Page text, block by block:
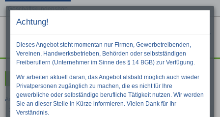
Geschäftskundenshop
Menu Suche
Kategorien
Artikel pro Seite:
48 96
Achtung!
Dieses Angebot steht momentan nur Firmen, Gewerbetreibenden,
Vereinen, Handwerksbetrieben, Behörden oder selbstständigen
Freiberuflern (Unternehmer im Sinne des § 14 BGB) zur Verfügung.
Wir arbeiten aktuell daran, das Angebot alsbald möglich auch wieder
Privatpersonen zugänglich zu machen, die es nicht für Ihre
gewerbliche oder selbständige berufliche Tätigkeit nutzen. Wir werden
Sie an dieser Stelle in Kürze informieren. Vielen Dank für Ihr
Verständnis.